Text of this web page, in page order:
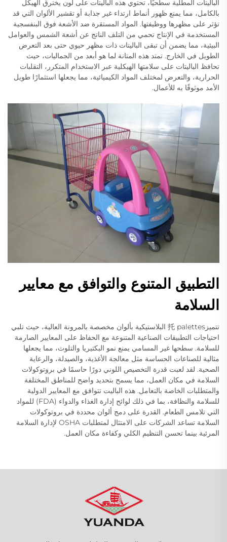
الباليتات المطلية سطحيًا، تحتوي هذه الباليتات على لون يخترق الهيكل
بالكامل، مما يمنع ظهور أنماط ارتداء غير جذابة أو تقشير الألوان التي قد
تؤثر على مظهرها ووظيفتها. المواد المستقرة ضد الأشعة فوق البنفسجية
المستخدمة في الإنتاج تحمي من التلف الناتج عن أشعة الشمس والعوامل
البيئية، مما يضمن أن تبقى الباليتات ذات مظهر حيوي حتى بعد التعرض
الطويل في الخارج. تمتد هذه المتانة لما هو أبعد من الجماليات، حيث
تحافظ الباليتات على سلامتها الهيكلية عبر الاستخدام المتكرر، التقلبات
الحرارية، والتعرض لمختلف المواد الكيميائية، مما يجعلها استثمارًا طويل
الأمد موثوقًا به للأعمال.
التطبيق المتنوع والتوافق مع معايير
السلامة
تتميز托 palettes البلاستيكية بألوان مخصصة بالمرونة العالية، حيث تلبي
احتياجات التطبيقات الصناعية المتنوعة مع الحفاظ على المعايير الصارمة
للسلامة. سطحها غير المسامي يمنع نمو البكتيريا والتلوث، مما يجعلها
مثالية للصناعات الحساسة مثل معالجة الأغذية، والصيدلة، والرعاية
الصحية. لقد لعبت قدرة التخصيص اللوني دورًا حاسمًا في بروتوكولات
السلامة في مكان العمل، مما يسمح بتحديد واضح للمناطق المختلفة
والمتطلبات الخاصة بالتعامل. هذه الباليت تتوافق مع المعايير الدولية
للسلامة والنظافة، بما في ذلك لوائح إدارة الغذاء والدواء (FDA) للمواد
التي تلامس الطعام. القدرة على دمج ألوان محددة في بروتوكولات
السلامة تساعد الشركات على الامتثال لمتطلبات OSHA لإدارة السلامة
المرئية بينما تحسن التنظيم الكلي وكفاءة مكان العمل.